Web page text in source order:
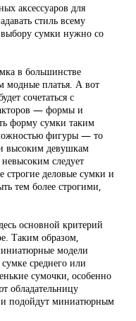
аксессуаров для
стиль всему
сумки нужно со
в большинстве
модные платья. А вот
сочетаться с
— формы и
форму сумки таким
фигуры — то
высоким девушкам
следует
строгие деловые сумки и
тем более строгими,
основной критерий
Таким образом,
модели
среднего или
сумочки, особенно
обладательницу
подойдут миниатюрным